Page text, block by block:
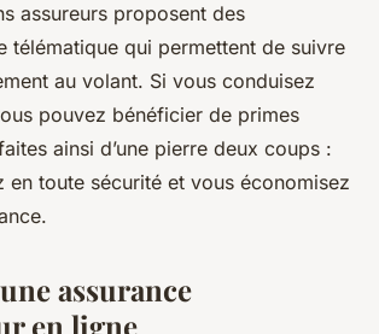
assureurs proposent des
télématique qui permettent de suivre
au volant. Si vous conduisez
pouvez bénéficier de primes
ainsi d’une pierre deux coups :
en toute sécurité et vous économisez
assurance
en ligne